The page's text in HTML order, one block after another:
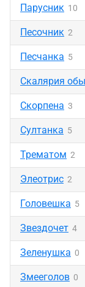
Парусник 10
Песочник 2
Песчанка 5
Скалярия
Скорпена 3
Султанка 5
Трематом 2
Элеотрис 2
Головешка 5
Звездочет 4
Зеленушка 0
Змееголов 0